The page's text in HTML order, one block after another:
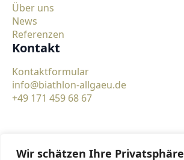
Wir schätzen Ihre Privatsphäre
Über uns
News
Referenzen
Kontakt
Kontaktformular
info@biathlon-allgaeu.de
+49 171 459 68 67